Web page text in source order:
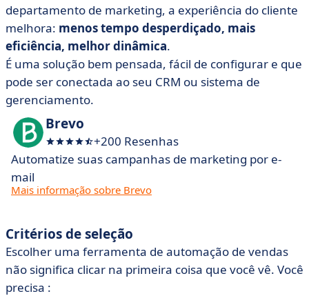
departamento de marketing, a experiência do cliente
melhora: menos tempo desperdiçado, mais
eficiência, melhor dinâmica.
É uma solução bem pensada, fácil de configurar e que
pode ser conectada ao seu CRM ou sistema de
gerenciamento.
Brevo
+200 Resenhas
Automatize suas campanhas de marketing por e-
mail
Mais informação sobre Brevo
Critérios de seleção
Escolher uma ferramenta de automação de vendas
não significa clicar na primeira coisa que você vê. Você
precisa :